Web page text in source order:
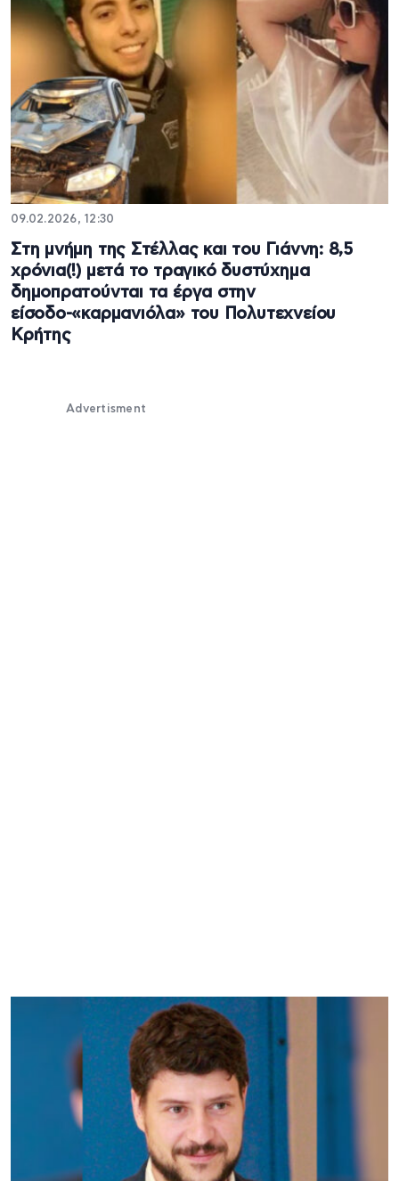
09.02.2026, 12:30
Στη μνήμη της Στέλλας και του Γιάννη: 8,5
χρόνια(!) μετά το τραγικό δυστύχημα
δημοπρατούνται τα έργα στην
είσοδο-«καρμανιόλα» του Πολυτεχνείου
Κρήτης
Advertisment